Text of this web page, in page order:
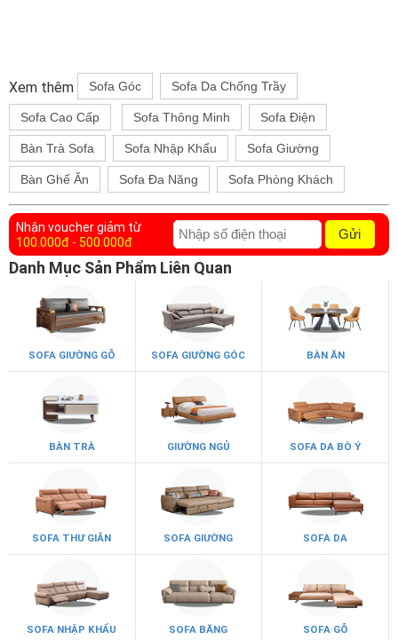
Xem thêm Sofa Góc Sofa Da Chống Trầy
Sofa Cao Cấp Sofa Thông Minh Sofa Điện
Bàn Trà Sofa Sofa Nhập Khẩu Sofa Giường
Bàn Ghế Ăn Sofa Đa Năng Sofa Phòng Khách
Nhận voucher giảm từ
100.000đ - 500.000đ
Gửi
Danh Mục Sản Phẩm Liên Quan
SOFA GIƯỜNG GỖ SOFA GIƯỜNG GÓC BÀN ĂN
BÀN TRÀ GIƯỜNG NGỦ SOFA DA BÒ Ý
SOFA THƯ GIÃN SOFA GIƯỜNG SOFA DA
SOFA NHẬP KHẨU SOFA BĂNG SOFA GỖ